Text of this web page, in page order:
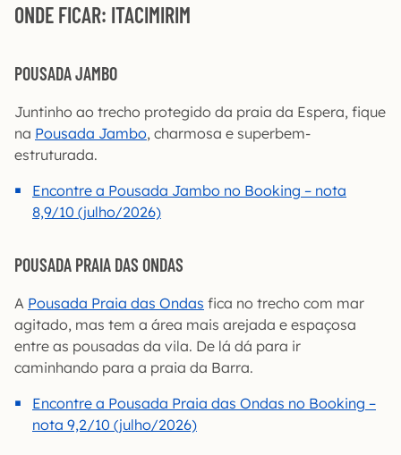
ONDE FICAR: ITACIMIRIM
POUSADA JAMBO
Juntinho ao trecho protegido da praia da Espera, fique
na Pousada Jambo, charmosa e superbem-
estruturada.
Encontre a Pousada Jambo no Booking – nota
8,9/10 (julho/2026)
POUSADA PRAIA DAS ONDAS
A Pousada Praia das Ondas fica no trecho com mar
agitado, mas tem a área mais arejada e espaçosa
entre as pousadas da vila. De lá dá para ir
caminhando para a praia da Barra.
Encontre a Pousada Praia das Ondas no Booking –
nota 9,2/10 (julho/2026)